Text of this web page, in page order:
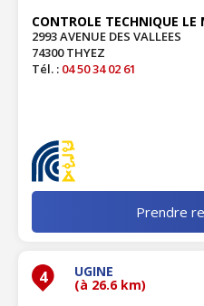
CONTROLE TECHNIQUE LE
2993 AVENUE DES VALLEES
74300 THYEZ
Tél. : 04 50 34 02 61
Prendre
4 UGINE
(à 26.6 km)